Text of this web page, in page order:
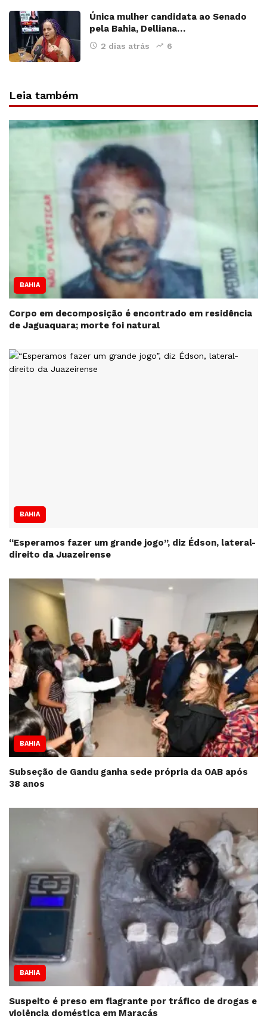
Única mulher candidata ao Senado
pela Bahia, Delliana…
2 dias atrás 6
Leia também
BAHIA
Corpo em decomposição é encontrado em residência
de Jaguaquara; morte foi natural
BAHIA
“Esperamos fazer um grande jogo”, diz Édson, lateral-
direito da Juazeirense
BAHIA
Subseção de Gandu ganha sede própria da OAB após
38 anos
BAHIA
Suspeito é preso em flagrante por tráfico de drogas e
violência doméstica em Maracás